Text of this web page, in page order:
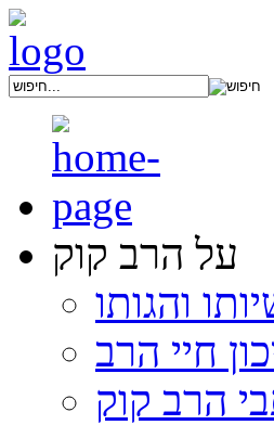
על הרב קוק
והגותו
חיי הרב
הרב קוק